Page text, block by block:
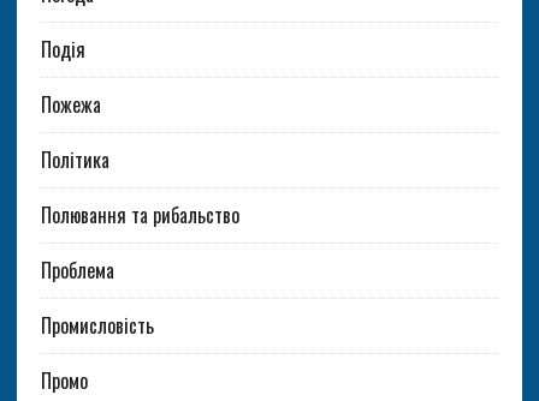
Подія
Пожежа
Політика
Полювання та рибальство
Проблема
Промисловість
Промо